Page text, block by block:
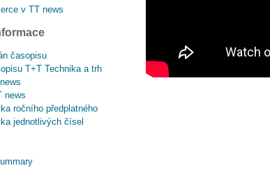
v TT news
časopisu
T+T Technika a trh
news
ročního předplatného
jednotlivých čísel